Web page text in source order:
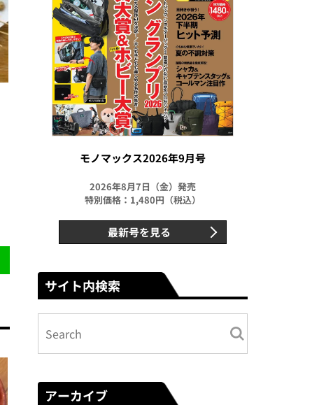
モノマックス2026年9月号
2026年8月7日（金）発売
特別価格：1,480円（税込）
最新号を見る
サイト内検索
アーカイブ